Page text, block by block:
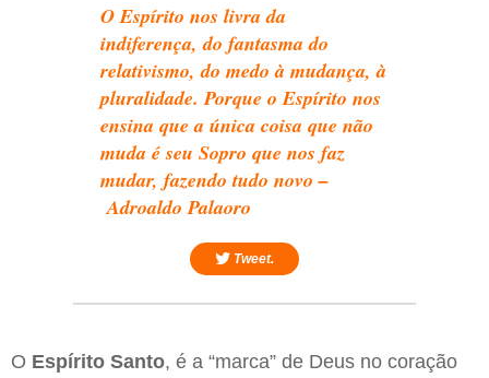
O Espírito nos livra da
indiferença, do fantasma do
relativismo, do medo à mudança, à
pluralidade. Porque o Espírito nos
ensina que a única coisa que não
muda é seu Sopro que nos faz
mudar, fazendo tudo novo –
Adroaldo Palaoro
Tweet.
O Espírito Santo, é a “marca” de Deus no coração